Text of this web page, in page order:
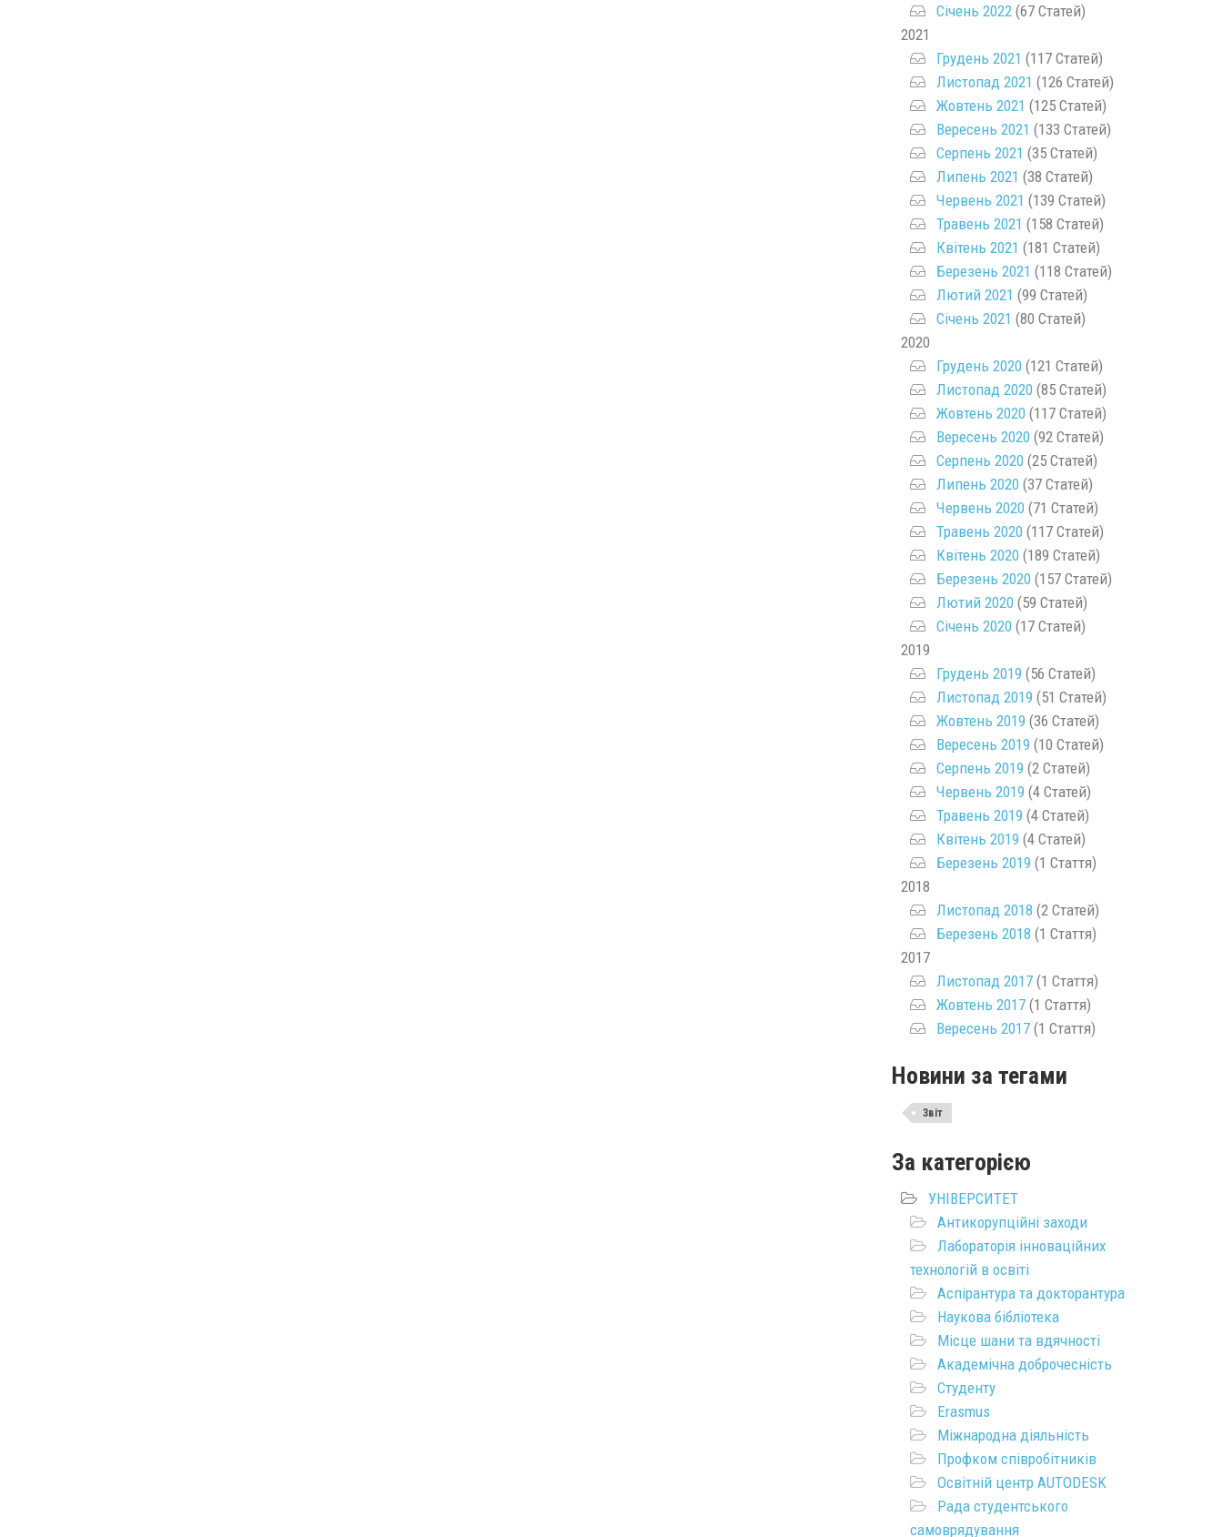
Січень 2022(67 Статей)
2021
Грудень 2021 (117 Статей)
Листопад 2021 (126 Статей)
Жовтень 2021 (125 Статей)
Вересень 2021 (133 Статей)
Серпень 2021 (35 Статей)
Липень 2021 (38 Статей)
Червень 2021 (139 Статей)
Травень 2021 (158 Статей)
Квітень 2021 (181 Статей)
Березень 2021 (118 Статей)
Лютий 2021 (99 Статей)
Січень 2021 (80 Статей)
2020
Грудень 2020(121 Статей)
Листопад 2020(85 Статей)
Жовтень 2020(117 Статей)
Вересень 2020(92 Статей)
Серпень 2020(25 Статей)
Липень 2020(37 Статей)
Червень 2020(71 Статей)
Травень 2020(117 Статей)
Квітень 2020(189 Статей)
Березень 2020(157 Статей)
Лютий 2020(59 Статей)
Січень 2020(17 Статей)
2019
Грудень 2019 (56 Статей)
Листопад 2019 (51 Статей)
Жовтень 2019 (36 Статей)
Вересень 2019 (10 Статей)
Серпень 2019 (2 Статей)
Червень 2019 (4 Статей)
Травень 2019 (4 Статей)
Квітень 2019 (4 Статей)
Березень 2019 (1 Стаття)
2018
Листопад 2018 (2 Статей)
Березень 2018 (1 Стаття)
2017
Листопад 2017(1 Стаття)
Жовтень 2017(1 Стаття)
Вересень 2017(1 Стаття)
Новини за тегами
Звіт
За категорією
УНІВЕРСИТЕТ
Антикорупційні заходи
Лабораторія інноваційних
технологій в освіті
Аспірантура та докторантура
Наукова бібліотека
Місце шани та вдячності
Академічна доброчесність
Студенту
Erasmus
Міжнародна діяльність
Профком співробітників
Освітній центр AUTODESK
Рада студентського
самоврядування